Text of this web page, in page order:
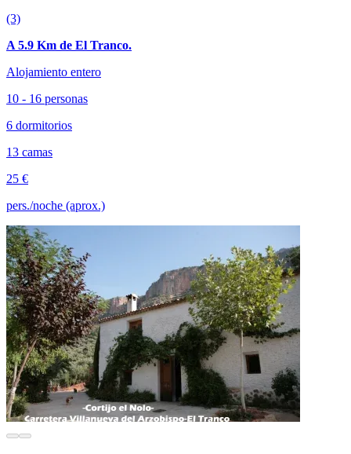
(3)
A 5.9 Km de El Tranco.
Alojamiento entero
10 - 16 personas
6 dormitorios
13 camas
25 €
pers./noche (aprox.)